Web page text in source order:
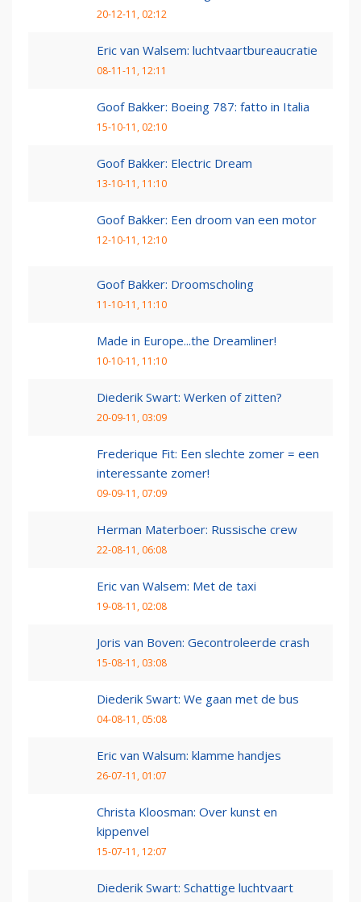
20-12-11, 02:12
Eric van Walsem: luchtvaartbureaucratie
08-11-11, 12:11
Goof Bakker: Boeing 787: fatto in Italia
15-10-11, 02:10
Goof Bakker: Electric Dream
13-10-11, 11:10
Goof Bakker: Een droom van een motor
12-10-11, 12:10
Goof Bakker: Droomscholing
11-10-11, 11:10
Made in Europe...the Dreamliner!
10-10-11, 11:10
Diederik Swart: Werken of zitten?
20-09-11, 03:09
Frederique Fit: Een slechte zomer = een
interessante zomer!
09-09-11, 07:09
Herman Materboer: Russische crew
22-08-11, 06:08
Eric van Walsem: Met de taxi
19-08-11, 02:08
Joris van Boven: Gecontroleerde crash
15-08-11, 03:08
Diederik Swart: We gaan met de bus
04-08-11, 05:08
Eric van Walsum: klamme handjes
26-07-11, 01:07
Christa Kloosman: Over kunst en
kippenvel
15-07-11, 12:07
Diederik Swart: Schattige luchtvaart